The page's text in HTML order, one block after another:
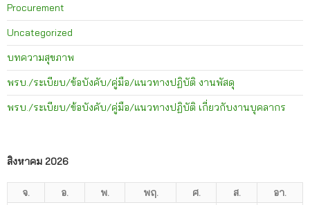
Procurement
Uncategorized
บทความสุขภาพ
พรบ./ระเบียบ/ข้อบังคับ/คู่มือ/แนวทางปฏิบัติ งานพัสดุ
พรบ./ระเบียบ/ข้อบังคับ/คู่มือ/แนวทางปฏิบัติ เกี่ยวกับงานบุคลากร
สิงหาคม 2026
จ. อ. พ. พฤ. ศ. ส.
อา.